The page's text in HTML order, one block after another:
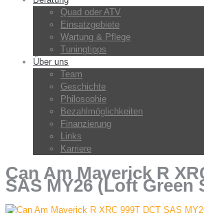
Quad oder ATV
Einsatzgebiete
Wartung & Pflege
Tuningtipps
Über uns
Team
Geschichte
Philosophie
Bezahlmöglichkeiten
Finanzierung
Links
Karriere
Can Am Maverick R
SAS MY26 (Loft Green